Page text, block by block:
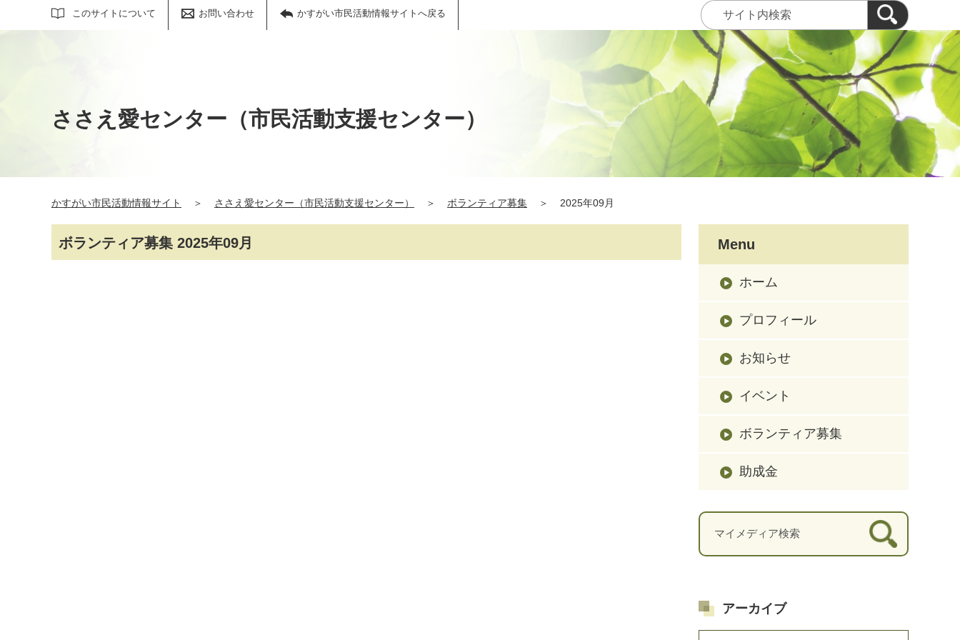
このサイトについて お問い合わせ かすがい市民活動情報サイトへ戻る
サイト内検索
ささえ愛センター（市民活動支援センター）
かすがい市民活動情報サイト ＞ ささえ愛センター（市民活動支援センター） ＞ ボランティア募集 ＞ 2025年09月
ボランティア募集 2025年09月 Menu
ホーム
プロフィール
お知らせ
イベント
ボランティア募集
助成金
アーカイブ